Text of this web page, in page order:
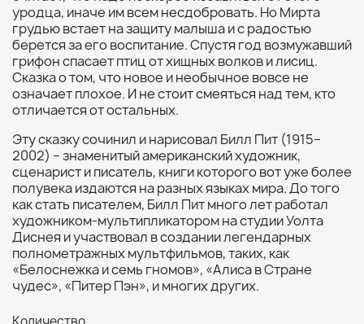
уродца, иначе им всем несдобровать. Но Мирта
грудью встает на защиту малыша и с радостью
берется за его воспитание. Спустя год возмужавший
грифон спасает птиц от хищных волков и лисиц.
Сказка о том, что новое и необычное вовсе не
означает плохое. И не стоит смеяться над тем, кто
отличается от остальных.
Эту сказку сочинил и нарисовал Билл Пит (1915–
2002) – знаменитый американский художник,
сценарист и писатель, книги которого вот уже более
полувека издаются на разных языках мира. До того
как стать писателем, Билл Пит много лет работал
художником-мультипликатором на студии Уолта
Диснея и участвовал в создании легендарных
полнометражных мультфильмов, таких, как
«Белоснежка и семь гномов», «Алиса в Стране
чудес», «Питер Пэн», и многих других.